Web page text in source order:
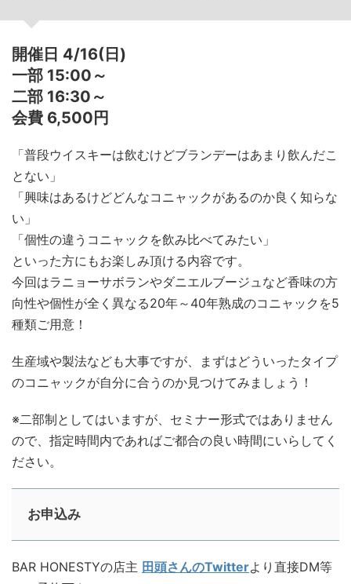
開催日 4/16(日)
一部 15:00～
二部 16:30～
会費 6,500円
「普段ウイスキーは飲むけどブランデーはあまり飲んだこ
とない」
「興味はあるけどどんなコニャックがあるのか良く知らな
い」
「個性の違うコニャックを飲み比べてみたい」
といった方にもお楽しみ頂ける内容です。
今回はラニョーサボランやダニエルブージュなど香味の方
向性や個性が全く異なる20年～40年熟成のコニャックを5
種類ご用意！
生産域や製法なども大事ですが、まずはどういったタイプ
のコニャックが自分に合うのか見つけてみましょう！
※二部制としてはいますが、セミナー形式ではありません
ので、指定時間内であればご都合の良い時間にいらしてく
ださい。
お申込み
BAR HONESTYの店主 田頭さんのTwitterより直接DM等